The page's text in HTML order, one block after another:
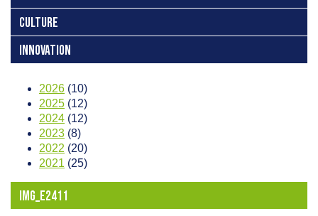
CULTURE
INNOVATION
2026 (10)
2025 (12)
2024 (12)
2023 (8)
2022 (20)
2021 (25)
IMG_E2411